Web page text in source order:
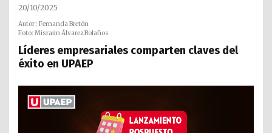
20/10/2025
Autor : Fernanda Bretón
Foto: Misraim Álvarez Bolaños
Líderes empresariales comparten claves del
éxito en UPAEP